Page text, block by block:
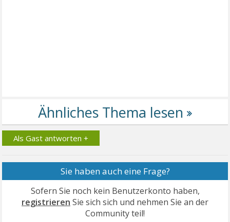
Als Gast antworten +
Sie haben auch eine Frage?
Sofern Sie noch kein Benutzerkonto haben,
registrieren Sie sich sich und nehmen Sie an der
Community teil!